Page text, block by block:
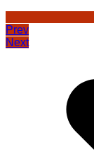
Prev
Next